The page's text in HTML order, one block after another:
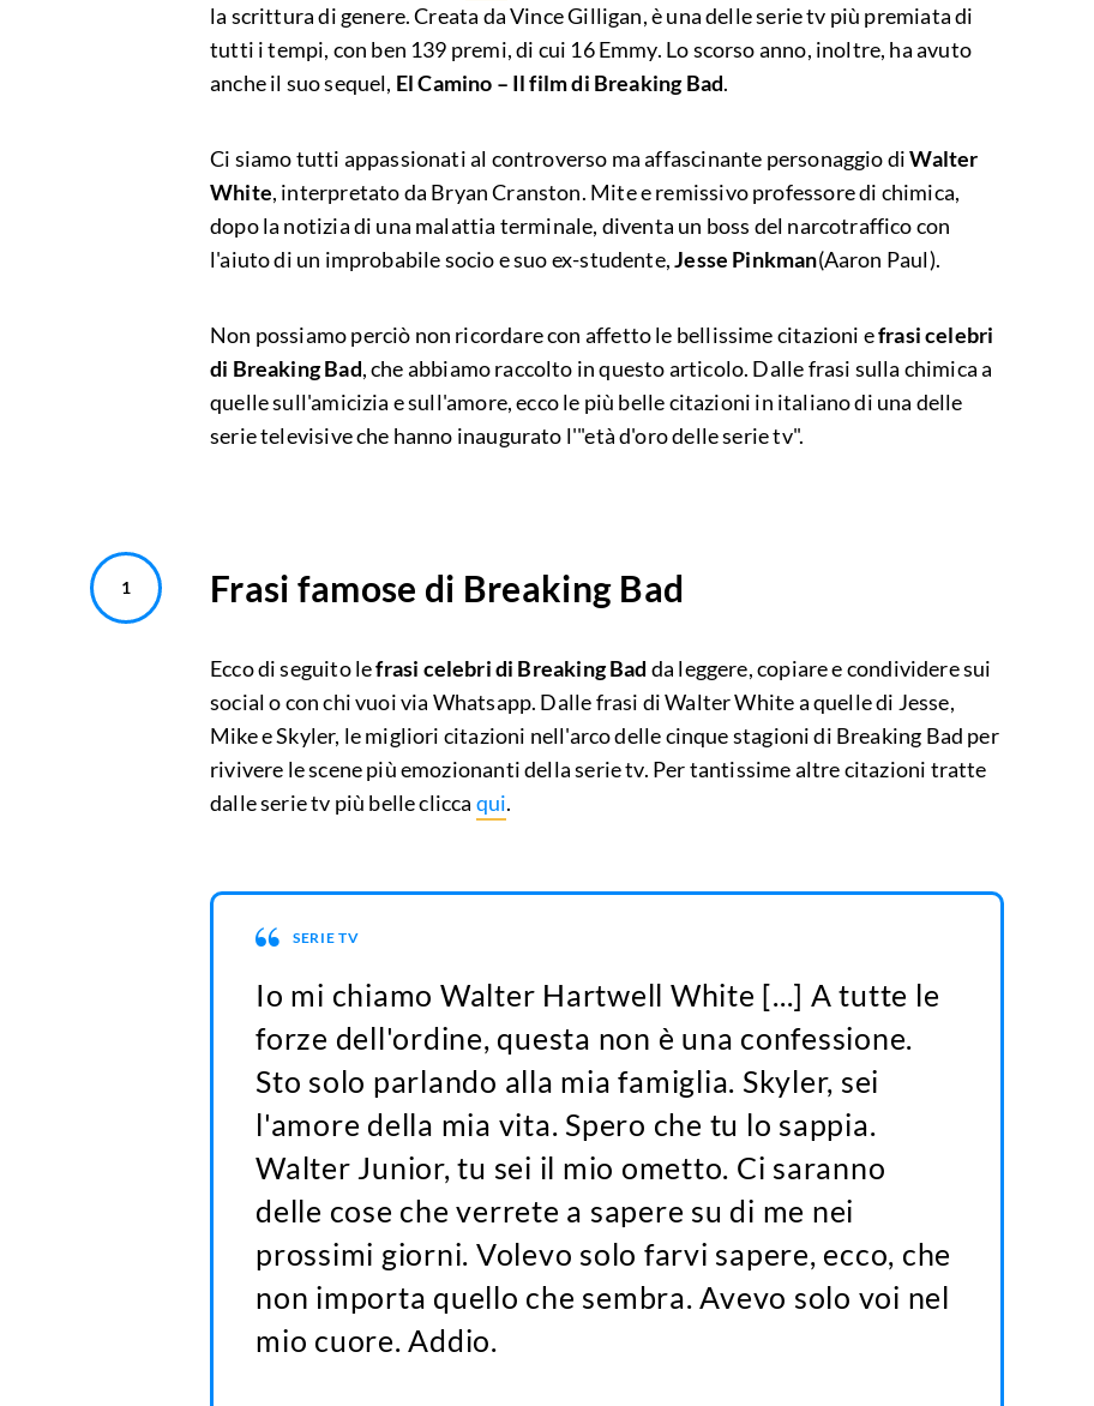
la scrittura di genere. Creata da Vince Gilligan, è una delle serie tv più premiata di
tutti i tempi, con ben 139 premi, di cui 16 Emmy. Lo scorso anno, inoltre, ha avuto
anche il suo sequel, El Camino – Il film di Breaking Bad.
Ci siamo tutti appassionati al controverso ma affascinante personaggio diWalter
White, interpretato da Bryan Cranston. Mite e remissivo professore di chimica,
dopo la notizia di una malattia terminale, diventa un boss del narcotraffico con
l'aiuto di un improbabile socio e suo ex-studente,Jesse Pinkman(Aaron Paul).
Non possiamo perciò non ricordare con affetto le bellissime citazioni efrasi celebri
di Breaking Bad, che abbiamo raccolto in questo articolo. Dalle frasi sulla chimica a
quelle sull'amicizia e sull'amore, ecco le più belle citazioni in italiano di una delle
serie televisive che hanno inaugurato l'"età d'oro delle serie tv".
Frasi famose di Breaking Bad
Ecco di seguito lefrasi celebri di Breaking Bad da leggere, copiare e condividere sui
social o con chi vuoi via Whatsapp. Dalle frasi di Walter White a quelle di Jesse,
Mike e Skyler, le migliori citazioni nell'arco delle cinque stagioni di Breaking Bad per
rivivere le scene più emozionanti della serie tv. Per tantissime altre citazioni tratte
dalle serie tv più belle clicca qui.
SERIE TV
Io mi chiamo Walter Hartwell White [...] A tutte le
forze dell'ordine, questa non è una confessione.
Sto solo parlando alla mia famiglia. Skyler, sei
l'amore della mia vita. Spero che tu lo sappia.
Walter Junior, tu sei il mio ometto. Ci saranno
delle cose che verrete a sapere su di me nei
prossimi giorni. Volevo solo farvi sapere, ecco, che
non importa quello che sembra. Avevo solo voi nel
mio cuore. Addio.